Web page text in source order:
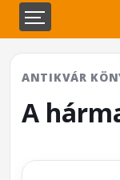
ANTIKVÁR
A